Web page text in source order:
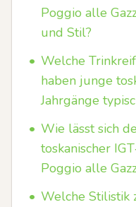
Poggio alle
und Stil?
• Welche
haben junge
Jahrgänge
• Wie lässt sich
toskanischer
Poggio alle
• Welche Stilistik